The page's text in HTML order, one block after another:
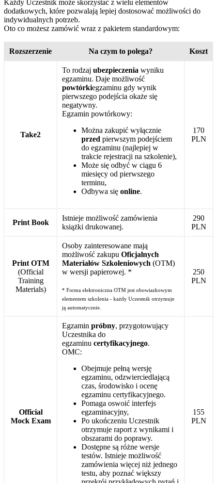
Każdy Uczestnik może skorzystać z wielu elementów
dodatkowych, które pozwalają lepiej dostosować możliwości do
indywidualnych potrzeb.
Oto co możesz zamówić wraz z pakietem standardowym:
Rozszerzenie Na czym to polega? Koszt
Take2
To rodzaj ubezpieczenia wyniku
egzaminu. Daje możliwość
powtórkiegzaminu gdy wynik
pierwszego podejścia okaże się
negatywny.
Egzamin powtórkowy:
Można zakupić wyłącznie
przed pierwszym podejściem
do egzaminu (najlepiej w
trakcie rejestracji na szkolenie),
Może się odbyć w ciągu 6
miesięcy od pierwszego
terminu,
Odbywa się online.
170
PLN
Print Book
Istnieje możliwość zamówienia
książki drukowanej.
290
PLN
Print OTM
(Official
Training
Materials)
Osoby zainteresowane mają
możliwość zakupu Oficjalnych
Materiałów Szkoleniowych (OTM)
w wersji papierowej. *
* Forma elektroniczna OTM jest obowiazkowym
elementem szkolenia - każdy Uczestnik otrzymuje
ją automatycznie.
250
PLN
Official
Mock Exam
Egzamin próbny, przygotowujący
Uczestnika do
egzaminu certyfikacyjnego.
OMC:
Obejmuje pełną wersję
egzaminu, odzwierciedlającą
czas, środowisko i ocenę
egzaminu certyfikacyjnego.
Pomaga oswoić interfejs
egzaminacyjny,
Po ukończeniu Uczestnik
otrzymuje raport z wynikami i
obszarami do poprawy.
Dostępne są różne wersje
testów. Istnieje możliwość
zamówienia więcej niż jednego
testu, aby poznać większy
155
PLN